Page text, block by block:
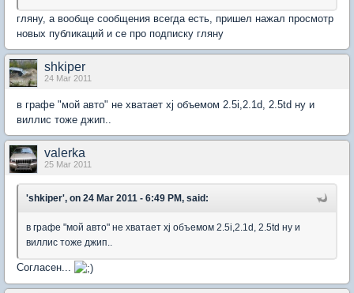
гляну, а вообще сообщения всегда есть, пришел нажал просмотр
новых публикаций и се про подписку гляну
shkiper
24 Mar 2011
в графе "мой авто" не хватает xj объемом 2.5i,2.1d, 2.5td ну и
виллис тоже джип..
valerka
25 Mar 2011
'shkiper', on 24 Mar 2011 - 6:49 PM, said:
в графе "мой авто" не хватает xj объемом 2.5i,2.1d, 2.5td ну и
виллис тоже джип..
Согласен...